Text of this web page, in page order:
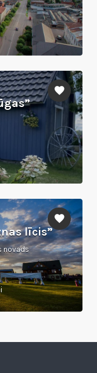
līcis”
novads